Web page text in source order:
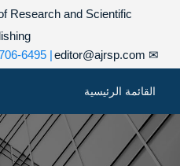
Research and Scientific
✉